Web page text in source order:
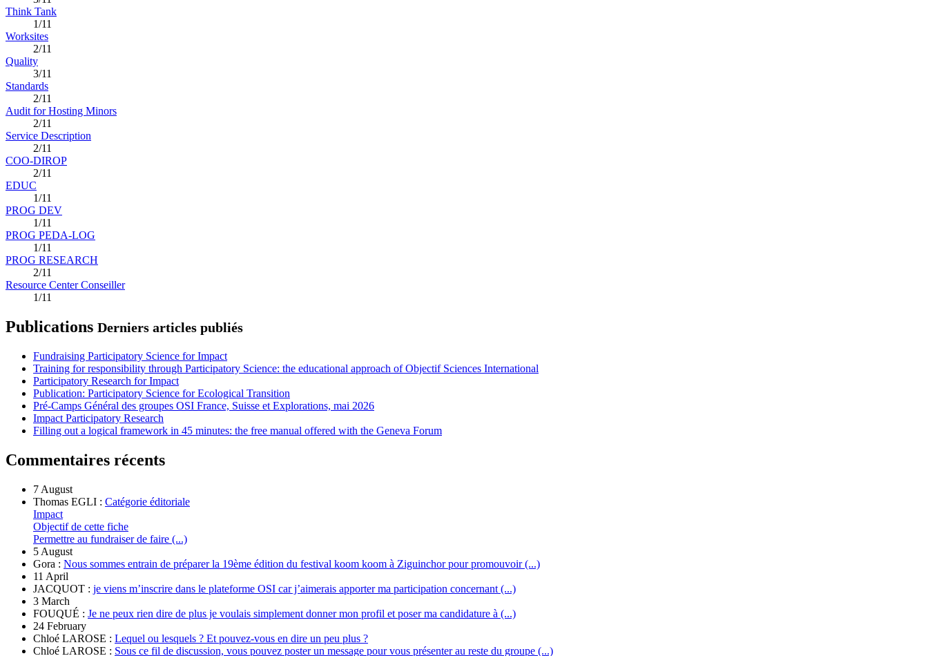
Think Tank
1/11
Worksites
2/11
Quality
3/11
Standards
2/11
Audit for Hosting Minors
2/11
Service Description
2/11
COO-DIROP
2/11
EDUC
1/11
PROG DEV
1/11
PROG PEDA-LOG
1/11
PROG RESEARCH
2/11
Resource Center Conseiller
1/11
Publications Derniers articles publiés
Fundraising Participatory Science for Impact
Training for responsibility through Participatory Science: the educational approach of Objectif Sciences International
Participatory Research for Impact
Publication: Participatory Science for Ecological Transition
Pré-Camps Général des groupes OSI France, Suisse et Explorations, mai 2026
Impact Participatory Research
Filling out a logical framework in 45 minutes: the free manual offered with the Geneva Forum
Commentaires récents
7 August
Thomas EGLI : Catégorie éditoriale
Impact
Objectif de cette fiche
Permettre au fundraiser de faire (...)
5 August
Gora : Nous sommes entrain de préparer la 19ème édition du festival koom koom à Ziguinchor pour promouvoir (...)
11 April
JACQUOT : je viens m’inscrire dans le plateforme OSI car j’aimerais apporter ma participation concernant (...)
3 March
FOUQUÉ : Je ne peux rien dire de plus je voulais simplement donner mon profil et poser ma candidature à (...)
24 February
Chloé LAROSE : Lequel ou lesquels ? Et pouvez-vous en dire un peu plus ?
Chloé LAROSE : Sous ce fil de discussion, vous pouvez poster un message pour vous présenter au reste du groupe (...)